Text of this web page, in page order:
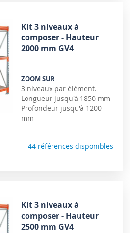
Kit 3 niveaux à
composer - Hauteur
2000 mm GV4
ZOOM SUR
3 niveaux par élément.
Longueur jusqu'à 1850 mm
Profondeur jusqu'à 1200
mm
44 références disponibles
Kit 3 niveaux à
composer - Hauteur
2500 mm GV4